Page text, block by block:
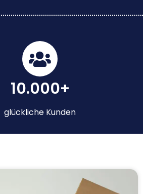
10.000+
glückliche Kunden